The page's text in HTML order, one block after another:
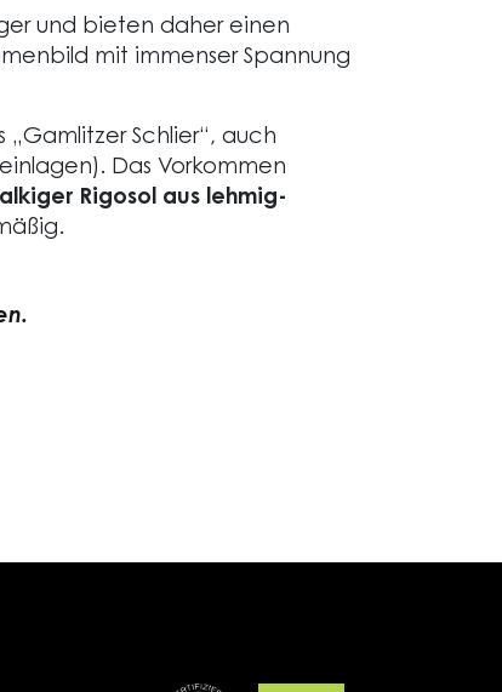
und bieten daher einen
mit immenser Spannung
Schlier“, auch
Das Vorkommen
Rigosol aus lehmig-